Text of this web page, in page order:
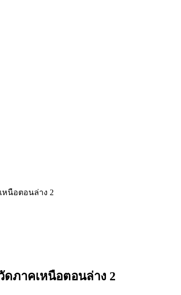
หนือตอนล่าง 2
ภาคเหนือตอนล่าง 2